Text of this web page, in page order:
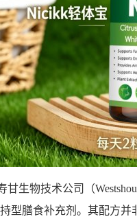
甘生物技术公司（
型膳食补充剂。其配方并